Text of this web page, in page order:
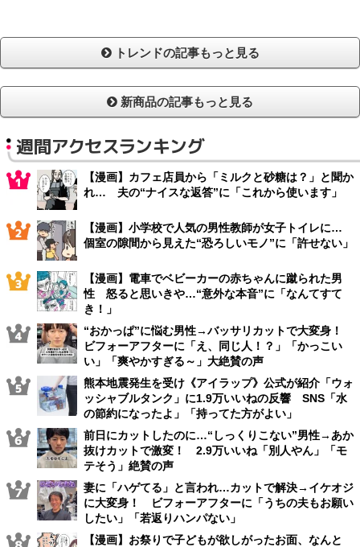
トレンドの記事もっと見る
新商品の記事もっと見る
週間アクセスランキング
【漫画】カフェ店員から「ミルクと砂糖は？」と聞か
れ… 夫の“ナイスな返答”に「これから使います」
【漫画】小学校で人気の男性教師が女子トイレに…
個室の隙間から見えた“恐ろしいモノ”に「許せない」
【漫画】電車でベビーカーの赤ちゃんに蹴られた男
性 怒ると思いきや…“意外な本音”に「なんてすて
き！」
“おかっぱ”に悩む男性→バッサリカットで大変身！
ビフォーアフターに「え、同じ人！？」「かっこい
い」「爽やかすぎる～」大絶賛の声
熊本地震発生を受け《アイラップ》公式が紹介「ウォ
ッシャブルタンク」に1.9万いいねの反響 SNS「水
の節約になったよ」「持ってた方がよい」
前日にカットしたのに…“しっくりこない”男性→あか
抜けカットで激変！ 2.9万いいね「別人やん」「モ
テそう」絶賛の声
妻に「ハゲてる」と言われ…カットで解決→イケオジ
に大変身！ ビフォーアフターに「うちの夫もお願い
したい」「若返りハンパない」
【漫画】お祭りで子どもが欲しがったお面、なんと